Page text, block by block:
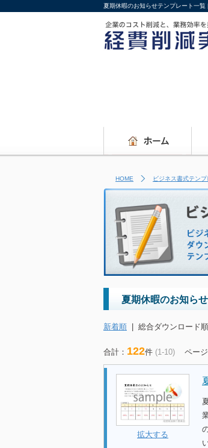
夏期休暇のお知らせテンプレート一覧
HOME ビジネス書式テンプ
夏期休暇のお知ら
新着順 | 総合ダウンロード順
合計： 122件 (1-10) ページ
拡大する